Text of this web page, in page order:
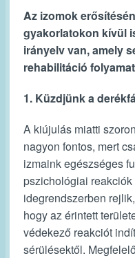
Az izomok
gyakorlatokon kívül
irányelv van, amely
rehabilitáció
1. Küzdjünk a
A kiújulás miatti
nagyon fontos, mert
izmaink egészséges
pszichológiai
idegrendszerben
hogy az érintett
védekező reakciót
sérülésektől.